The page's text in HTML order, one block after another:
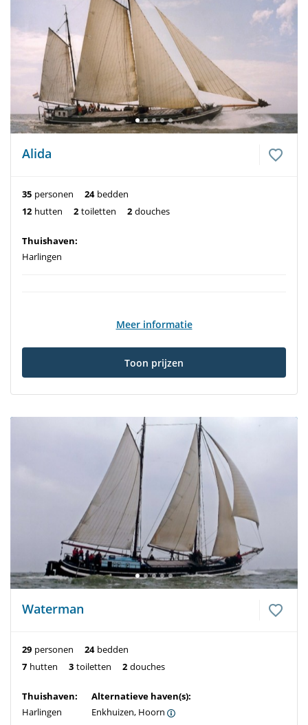
Alida
35 personen 24 bedden
12 hutten 2 toiletten 2 douches
Thuishaven:
Harlingen
Meer informatie
Toon prijzen
Waterman
29 personen 24 bedden
7 hutten 3 toiletten 2 douches
Thuishaven:
Harlingen
Alternatieve haven(s):
Enkhuizen, Hoorn